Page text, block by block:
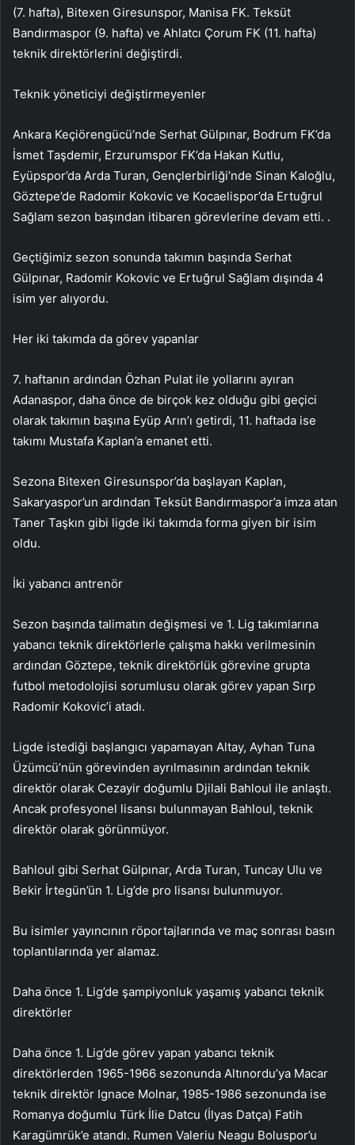
(7. hafta), Bitexen Giresunspor, Manisa FK. Teksüt
Bandırmaspor (9. hafta) ve Ahlatcı Çorum FK (11. hafta)
teknik direktörlerini değiştirdi.
Teknik yöneticiyi değiştirmeyenler
Ankara Keçiörengücü’nde Serhat Gülpınar, Bodrum FK’da
İsmet Taşdemir, Erzurumspor FK’da Hakan Kutlu,
Eyüpspor’da Arda Turan, Gençlerbirliği’nde Sinan Kaloğlu,
Göztepe’de Radomir Kokovic ve Kocaelispor’da Ertuğrul
Sağlam sezon başından itibaren görevlerine devam etti. .
Geçtiğimiz sezon sonunda takımın başında Serhat
Gülpınar, Radomir Kokovic ve Ertuğrul Sağlam dışında 4
isim yer alıyordu.
Her iki takımda da görev yapanlar
7. haftanın ardından Özhan Pulat ile yollarını ayıran
Adanaspor, daha önce de birçok kez olduğu gibi geçici
olarak takımın başına Eyüp Arın’ı getirdi, 11. haftada ise
takımı Mustafa Kaplan’a emanet etti.
Sezona Bitexen Giresunspor’da başlayan Kaplan,
Sakaryaspor’un ardından Teksüt Bandırmaspor’a imza atan
Taner Taşkın gibi ligde iki takımda forma giyen bir isim
oldu.
İki yabancı antrenör
Sezon başında talimatın değişmesi ve 1. Lig takımlarına
yabancı teknik direktörlerle çalışma hakkı verilmesinin
ardından Göztepe, teknik direktörlük görevine grupta
futbol metodolojisi sorumlusu olarak görev yapan Sırp
Radomir Kokovic’i atadı.
Ligde istediği başlangıcı yapamayan Altay, Ayhan Tuna
Üzümcü’nün görevinden ayrılmasının ardından teknik
direktör olarak Cezayir doğumlu Djilali Bahloul ile anlaştı.
Ancak profesyonel lisansı bulunmayan Bahloul, teknik
direktör olarak görünmüyor.
Bahloul gibi Serhat Gülpınar, Arda Turan, Tuncay Ulu ve
Bekir İrtegün’ün 1. Lig’de pro lisansı bulunmuyor.
Bu isimler yayıncının röportajlarında ve maç sonrası basın
toplantılarında yer alamaz.
Daha önce 1. Lig’de şampiyonluk yaşamış yabancı teknik
direktörler
Daha önce 1. Lig’de görev yapan yabancı teknik
direktörlerden 1965-1966 sezonunda Altınordu’ya Macar
teknik direktör Ignace Molnar, 1985-1986 sezonunda ise
Romanya doğumlu Türk İlie Datcu (İlyas Datça) Fatih
Karagümrük’e atandı. Rumen Valeriu Neagu Boluspor’u